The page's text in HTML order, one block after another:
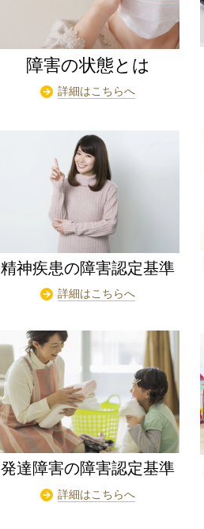
障害の状態とは
詳細はこちらへ
精神疾患の障害認定基準
詳細はこちらへ
発達障害の障害認定基準
詳細はこちらへ